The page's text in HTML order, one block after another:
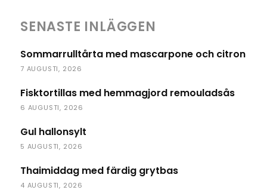
SENASTE INLÄGGEN
Sommarrulltårta med mascarpone och citron
7 AUGUSTI, 2026
Fisktortillas med hemmagjord remouladsås
6 AUGUSTI, 2026
Gul hallonsylt
5 AUGUSTI, 2026
Thaimiddag med färdig grytbas
4 AUGUSTI, 2026